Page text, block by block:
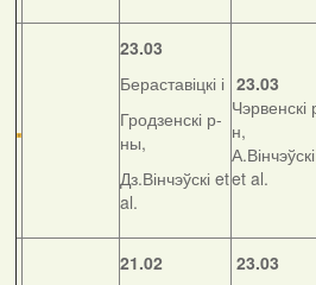
23.03
Бераставіцкі і
Гродзенскі р-
ны,
Дз.Вінчэўскі et
al.
23.03
Чэрвенскі
н,
А.Вінчэўскі
et al.
21.02
23.03